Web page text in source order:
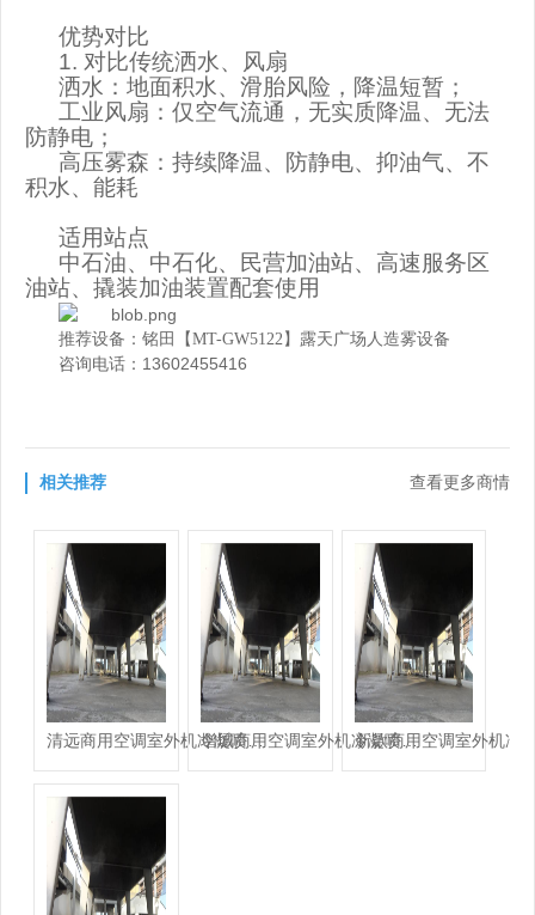
优势对比
1. 对比传统洒水、风扇
洒水：地面积水、滑胎风险，降温短暂；
工业风扇：仅空气流通，无实质降温、无法
防静电；
高压雾森：持续降温、防静电、抑油气、不
积水、能耗
适用站点
中石油、中石化、民营加油站、高速服务区
油站、撬装加油装置配套使用
推荐设备：铭田【MT-GW5122】露天广场人造雾设备
咨询电话：13602455416
相关推荐 查看更多商情
清远商用空调室外机冷凝喷雾设备-铭田喷雾系统有限公司 增城商用空调室外机冷凝喷雾设备-铭田喷雾系统有限公司